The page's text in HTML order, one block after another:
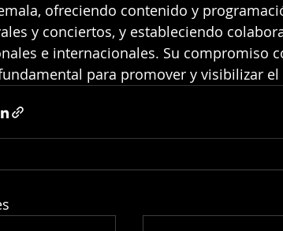
ofreciendo contenido y
y conciertos, y estableciendo
e internacionales. Su compromiso
para promover y visibilizar